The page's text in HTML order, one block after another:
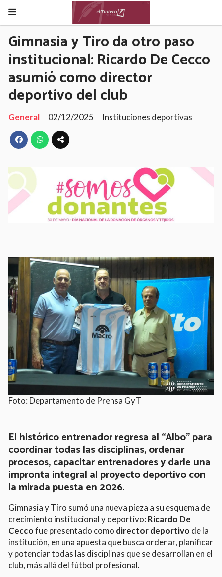
Gimnasia y Tiro da otro paso
institucional: Ricardo De Cecco
asumió como director
deportivo del club
General 02/12/2025 Instituciones deportivas
Foto: Departamento de Prensa GyT
El histórico entrenador regresa al “Albo” para
coordinar todas las disciplinas, ordenar
procesos, capacitar entrenadores y darle una
impronta integral al proyecto deportivo con
la mirada puesta en 2026.
Gimnasia y Tiro sumó una nueva pieza a su esquema de
crecimiento institucional y deportivo: Ricardo De
Ceccofue presentado como director deportivo de la
institución, en una apuesta que busca ordenar, planificar
y potenciar todas las disciplinas que se desarrollan en el
club, más allá del fútbol profesional.